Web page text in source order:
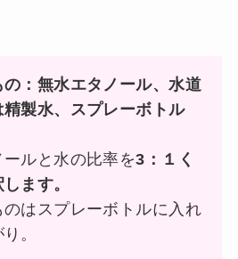
：無水エタノール、水道
製水、スプレーボトル
ルと水の比率を3：１く
ます。
はスプレーボトルに入れ
。